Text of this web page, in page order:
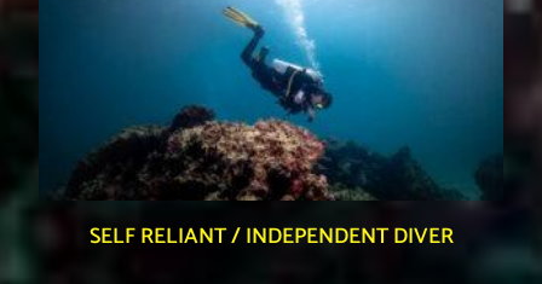
SELF RELIANT / INDEPENDENT DIVER